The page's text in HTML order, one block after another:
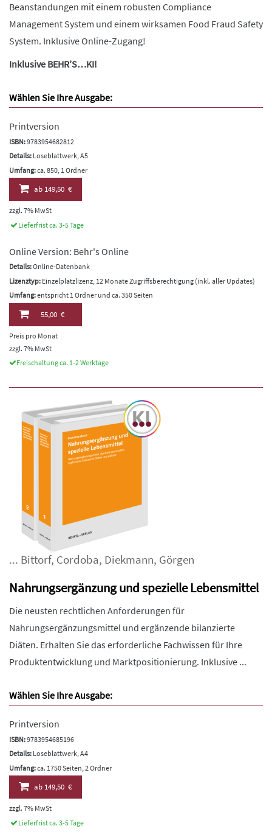
Beanstandungen mit einem robusten Compliance
Management System und einem wirksamen Food Fraud Safety
System. Inklusive Online-Zugang!
Inklusive BEHR’S…KI!
Wählen Sie Ihre Ausgabe:
Printversion
ISBN:9783954682812
Details: Loseblattwerk, A5
Umfang:ca. 850, 1 Ordner
ab149,50 €
zzgl. 7% MwSt
Lieferfrist ca. 3-5 Tage
Online Version: Behr's Online
Details:Online-Datenbank
Lizenztyp: Einzelplatzlizenz, 12 Monate Zugriffsberechtigung (inkl. aller Updates)
Umfang:entspricht 1 Ordner und ca. 350 Seiten
55,00 €
Preis pro Monat
zzgl. 7% MwSt
Freischaltung ca. 1-2 Werktage
... Bittorf, Cordoba, Diekmann, Görgen
Nahrungsergänzung und spezielle Lebensmittel
Die neusten rechtlichen Anforderungen für
Nahrungsergänzungsmittel und ergänzende bilanzierte
Diäten. Erhalten Sie das erforderliche Fachwissen für Ihre
Produktentwicklung und Marktpositionierung. Inklusive ...
Wählen Sie Ihre Ausgabe:
Printversion
ISBN:9783954685196
Details: Loseblattwerk, A4
Umfang:ca. 1750 Seiten, 2 Ordner
ab149,50 €
zzgl. 7% MwSt
Lieferfrist ca. 3-5 Tage